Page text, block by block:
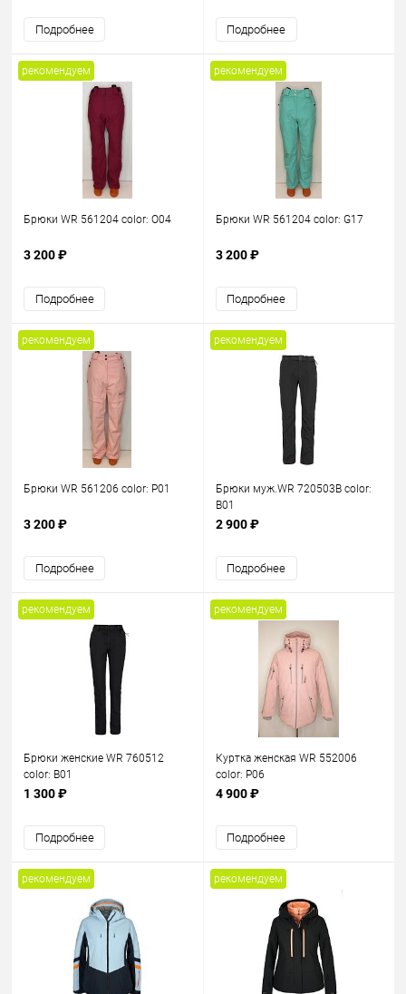
Подробнее Подробнее
рекомендуем
Брюки WR 561204 color: O04
3 200 ₽
Подробнее
рекомендуем
Брюки WR 561204 color: G17
3 200 ₽
Подробнее
рекомендуем
Брюки WR 561206 color: P01
3 200 ₽
Подробнее
рекомендуем
Брюки муж.WR 720503B color:
B01
2 900 ₽
Подробнее
рекомендуем
Брюки женские WR 760512
color: B01
1 300 ₽
Подробнее
рекомендуем
Куртка женская WR 552006
color: P06
4 900 ₽
Подробнее
рекомендуем рекомендуем